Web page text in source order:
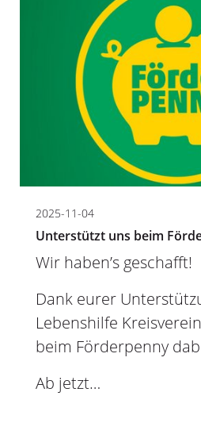
2025-11-04
Unterstützt uns beim
Wir haben’s geschafft!
Dank eurer
Lebenshilfe
beim Förderpenny
Ab jetzt…